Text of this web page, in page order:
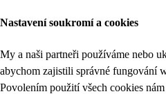
Nastavení soukromí a cookies
My a naši partneři používáme nebo
abychom zajistili správné fungování
Povolením použití všech cookies